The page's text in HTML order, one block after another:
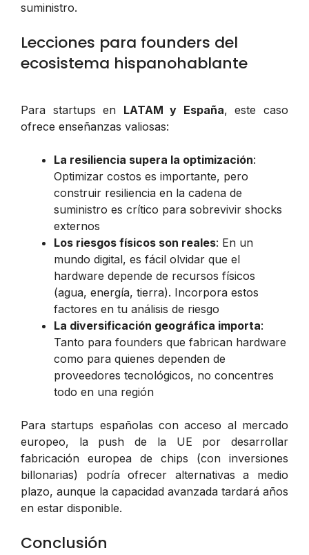
suministro.
Lecciones para founders del
ecosistema hispanohablante
Para startups en LATAM y España, este caso
ofrece enseñanzas valiosas:
La resiliencia supera la optimización:
Optimizar costos es importante, pero
construir resiliencia en la cadena de
suministro es crítico para sobrevivir shocks
externos
Los riesgos físicos son reales: En un
mundo digital, es fácil olvidar que el
hardware depende de recursos físicos
(agua, energía, tierra). Incorpora estos
factores en tu análisis de riesgo
La diversificación geográfica importa:
Tanto para founders que fabrican hardware
como para quienes dependen de
proveedores tecnológicos, no concentres
todo en una región
Para startups españolas con acceso al mercado
europeo, la push de la UE por desarrollar
fabricación europea de chips (con inversiones
billonarias) podría ofrecer alternativas a medio
plazo, aunque la capacidad avanzada tardará años
en estar disponible.
Conclusión